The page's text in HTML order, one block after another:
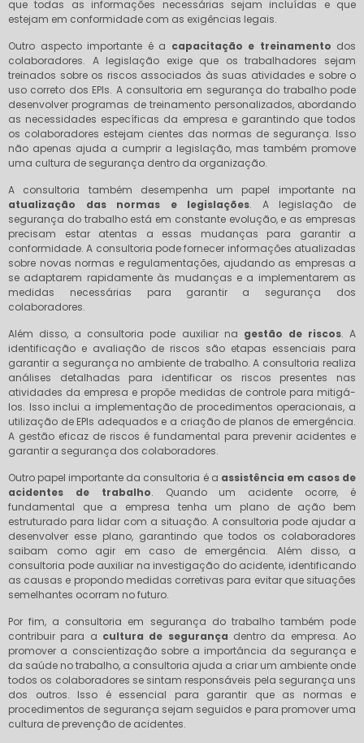
que todas as informações necessárias sejam incluídas e que
estejam em conformidade com as exigências legais.
Outro aspecto importante é a capacitação e treinamento dos
colaboradores. A legislação exige que os trabalhadores sejam
treinados sobre os riscos associados às suas atividades e sobre o
uso correto dos EPIs. A consultoria em segurança do trabalho pode
desenvolver programas de treinamento personalizados, abordando
as necessidades específicas da empresa e garantindo que todos
os colaboradores estejam cientes das normas de segurança. Isso
não apenas ajuda a cumprir a legislação, mas também promove
uma cultura de segurança dentro da organização.
A consultoria também desempenha um papel importante na
atualização das normas e legislações. A legislação de
segurança do trabalho está em constante evolução, e as empresas
precisam estar atentas a essas mudanças para garantir a
conformidade. A consultoria pode fornecer informações atualizadas
sobre novas normas e regulamentações, ajudando as empresas a
se adaptarem rapidamente às mudanças e a implementarem as
medidas necessárias para garantir a segurança dos
colaboradores.
Além disso, a consultoria pode auxiliar na gestão de riscos. A
identificação e avaliação de riscos são etapas essenciais para
garantir a segurança no ambiente de trabalho. A consultoria realiza
análises detalhadas para identificar os riscos presentes nas
atividades da empresa e propõe medidas de controle para mitigá-
los. Isso inclui a implementação de procedimentos operacionais, a
utilização de EPIs adequados e a criação de planos de emergência.
A gestão eficaz de riscos é fundamental para prevenir acidentes e
garantir a segurança dos colaboradores.
Outro papel importante da consultoria é a assistência em casos de
acidentes de trabalho. Quando um acidente ocorre, é
fundamental que a empresa tenha um plano de ação bem
estruturado para lidar com a situação. A consultoria pode ajudar a
desenvolver esse plano, garantindo que todos os colaboradores
saibam como agir em caso de emergência. Além disso, a
consultoria pode auxiliar na investigação do acidente, identificando
as causas e propondo medidas corretivas para evitar que situações
semelhantes ocorram no futuro.
Por fim, a consultoria em segurança do trabalho também pode
contribuir para a cultura de segurança dentro da empresa. Ao
promover a conscientização sobre a importância da segurança e
da saúde no trabalho, a consultoria ajuda a criar um ambiente onde
todos os colaboradores se sintam responsáveis pela segurança uns
dos outros. Isso é essencial para garantir que as normas e
procedimentos de segurança sejam seguidos e para promover uma
cultura de prevenção de acidentes.